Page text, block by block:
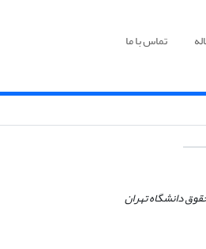
تماس با ما
دانشگاه تهران